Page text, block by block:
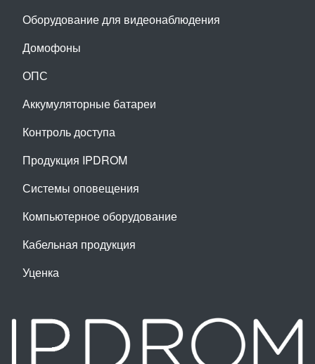
Оборудование для видеонаблюдения
Домофоны
ОПС
Аккумуляторные батареи
Контроль доступа
Продукция IPDROM
Системы оповещения
Компьютерное оборудование
Кабельная продукция
Уценка